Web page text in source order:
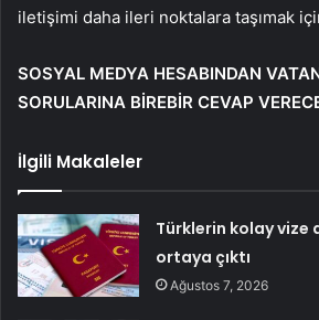
iletişimi daha ileri noktalara taşımak
SOSYAL MEDYA HESABINDAN
SORULARINA BİREBİR CEVAP
İlgili Makaleler
Türklerin kolay vize
ortaya çıktı
Ağustos 7, 2026